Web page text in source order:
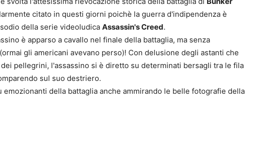
citato in questi giorni poichè la guerra d'indipendenza è
della serie videoludica Assassin's Creed.
è apparso a cavallo nel finale della battaglia, ma senza
gli americani avevano perso)! Con delusione degli astanti che
pellegrini, l'assassino si è diretto su determinati bersagli tra le fila
sul suo destriero.
della battaglia anche ammirando le belle fotografie della